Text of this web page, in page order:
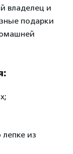
владелец и
подарки
из